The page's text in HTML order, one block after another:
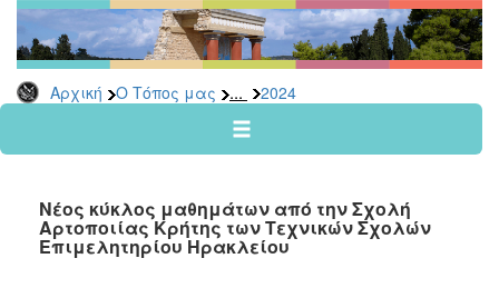
Αρχική Ο Τόπος μας ... 2024
Ανακοινώσεις
Αρχείο
2026
2024
2022
2021
Νέος κύκλος μαθημάτων από την Σχολή
Αρτοποιίας Κρήτης των Τεχνικών Σχολών
Επιμελητηρίου Ηρακλείου